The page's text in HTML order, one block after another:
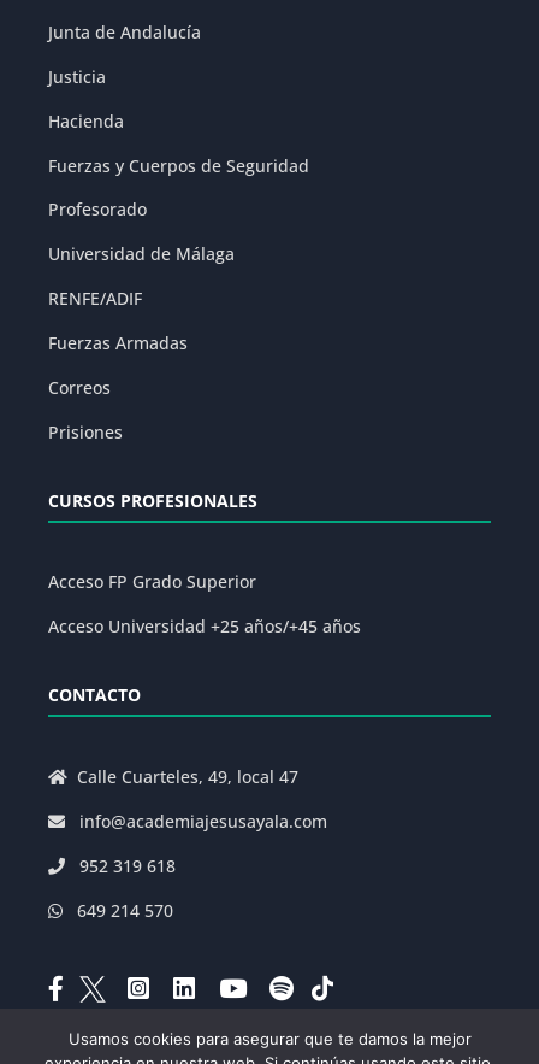
Junta de Andalucía
Justicia
Hacienda
Fuerzas y Cuerpos de Seguridad
Profesorado
Universidad de Málaga
RENFE/ADIF
Fuerzas Armadas
Correos
Prisiones
CURSOS PROFESIONALES
Acceso FP Grado Superior
Acceso Universidad +25 años/+45 años
CONTACTO
Calle Cuarteles, 49, local 47
info@academiajesusayala.com
952 319 618
649 214 570
Usamos cookies para asegurar que te damos la mejor